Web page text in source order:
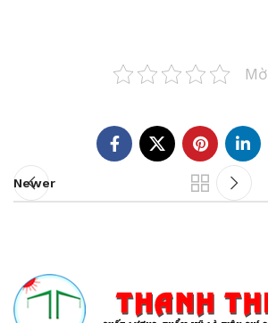
Newer